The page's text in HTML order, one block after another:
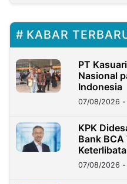
KABAR
PT
Nasional
Indonesia
07/08/2026 -
KPK
Bank
Dana
07/08/2026 -